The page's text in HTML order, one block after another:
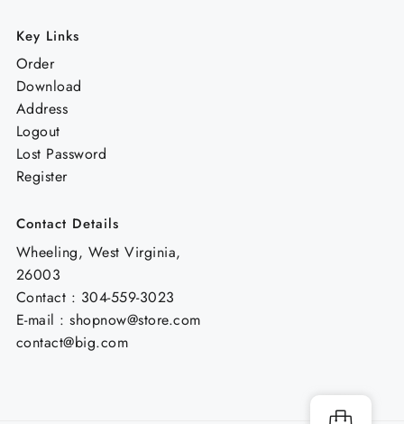
Key Links
Order
Download
Address
Logout
Lost Password
Register
Contact Details
Wheeling, West Virginia,
26003
Contact : 304-559-3023
E-mail : shopnow@store.com
contact@big.com